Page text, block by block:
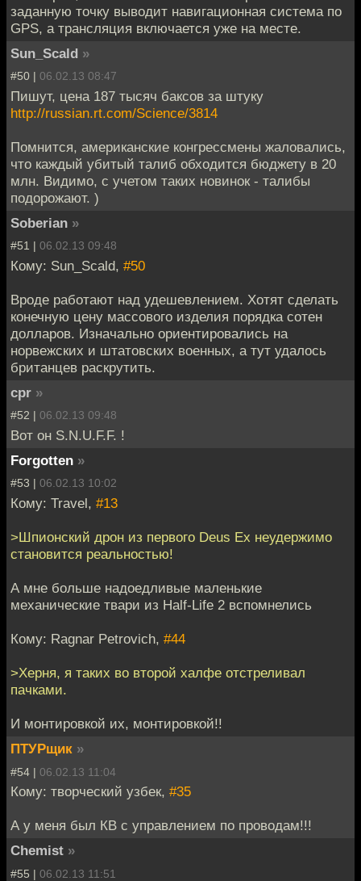
заданную точку выводит навигационная система по
GPS, а трансляция включается уже на месте.
Sun_Scald »
#50 | 06.02.13 08:47
Пишут, цена 187 тысяч баксов за штуку
http://russian.rt.com/Science/3814
Помнится, американские конгрессмены жаловались,
что каждый убитый талиб обходится бюджету в 20
млн. Видимо, с учетом таких новинок - талибы
подорожают. )
Soberian »
#51 | 06.02.13 09:48
Кому: Sun_Scald, #50
Вроде работают над удешевлением. Хотят сделать
конечную цену массового изделия порядка сотен
долларов. Изначально ориентировались на
норвежских и штатовских военных, а тут удалось
британцев раскрутить.
cpr »
#52 | 06.02.13 09:48
Вот он S.N.U.F.F. !
Forgotten »
#53 | 06.02.13 10:02
Кому: Travel, #13
>Шпионский дрон из первого Deus Ex неудержимо
становится реальностью!
А мне больше надоедливые маленькие
механические твари из Half-Life 2 вспомнелись
Кому: Ragnar Petrovich, #44
>Херня, я таких во второй халфе отстреливал
пачками.
И монтировкой их, монтировкой!!
ПТУРщик »
#54 | 06.02.13 11:04
Кому: творческий узбек, #35
А у меня был КВ с управлением по проводам!!!
Chemist »
#55 | 06.02.13 11:51